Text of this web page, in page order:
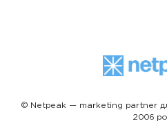
© Netpeak — marketing partner
2006